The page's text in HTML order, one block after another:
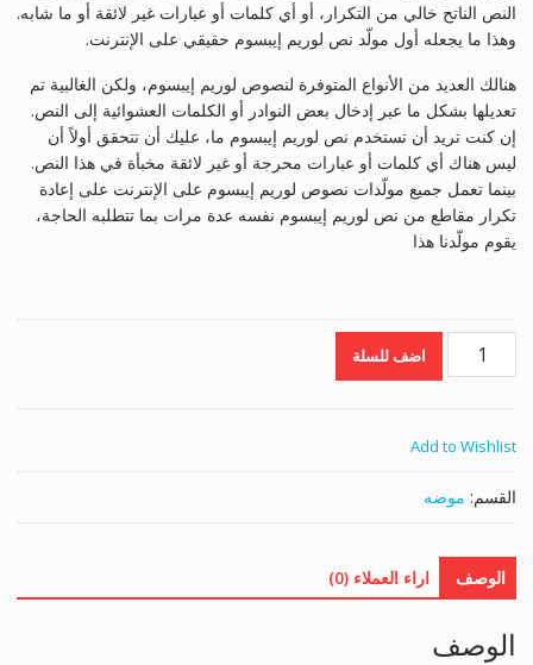
النص الناتح خالي من التكرار، أو أي كلمات أو عبارات غير لائقة أو ما شابه.
وهذا ما يجعله أول مولّد نص لوريم إيبسوم حقيقي على الإنترنت.
هنالك العديد من الأنواع المتوفرة لنصوص لوريم إيبسوم، ولكن الغالبية تم
تعديلها بشكل ما عبر إدخال بعض النوادر أو الكلمات العشوائية إلى النص.
إن كنت تريد أن تستخدم نص لوريم إيبسوم ما، عليك أن تتحقق أولاً أن
ليس هناك أي كلمات أو عبارات محرجة أو غير لائقة مخبأة في هذا النص.
بينما تعمل جميع مولّدات نصوص لوريم إيبسوم على الإنترنت على إعادة
تكرار مقاطع من نص لوريم إيبسوم نفسه عدة مرات بما تتطلبه الحاجة،
يقوم مولّدنا هذا
قطعه
اضف للسلة
Add to Wishlist
القسم: موضه
الوصف اراء العملاء (0)
الوصف